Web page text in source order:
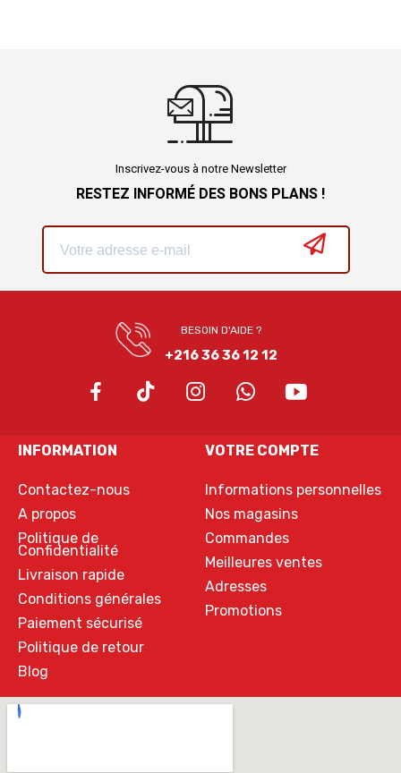
Inscrivez-vous à notre Newsletter
RESTEZ INFORMÉ DES BONS PLANS !
BESOIN D'AIDE ?
+216 36 36 12 12
INFORMATION
Contactez-nous
A propos
Politique de
Confidentialité
Livraison rapide
Conditions générales
Paiement sécurisé
Politique de retour
Blog
VOTRE COMPTE
Informations personnelles
Nos magasins
Commandes
Meilleures ventes
Adresses
Promotions